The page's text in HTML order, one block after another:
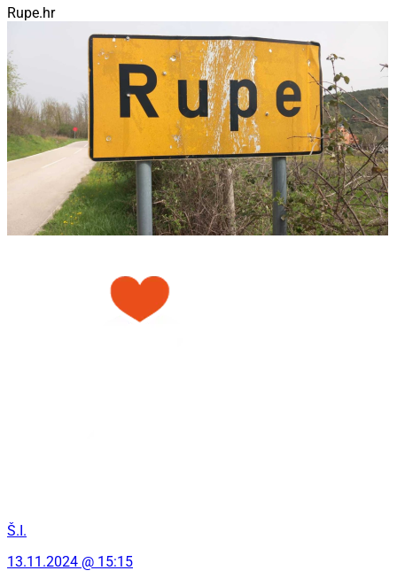
Rupe.hr
Š.I.
13.11.2024 @ 15:15